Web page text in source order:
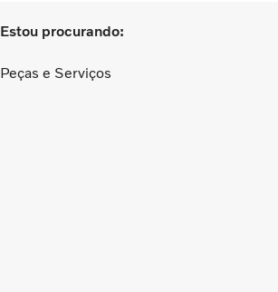
Estou procurando:
Peças e Serviços